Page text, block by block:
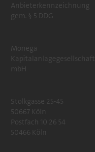
Anbieterkennzeichnung
gem. § 5 DDG
Monega
Kapitalanlagegesellschaft
mbH
Stolkgasse 25-45
50667 Köln
Postfach 10 26 54
50466 Köln